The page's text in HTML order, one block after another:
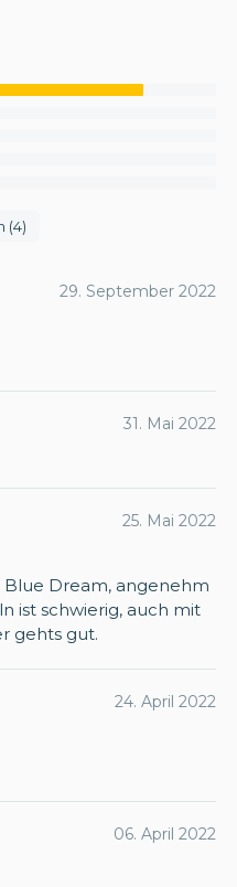
(4)
29. September 2022
31. Mai 2022
25. Mai 2022
Dream, angenehm
ist schwierig, auch mit
gehts gut.
24. April 2022
06. April 2022